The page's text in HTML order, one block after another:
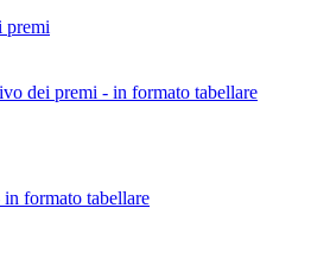
premi
dei premi - in formato tabellare
formato tabellare